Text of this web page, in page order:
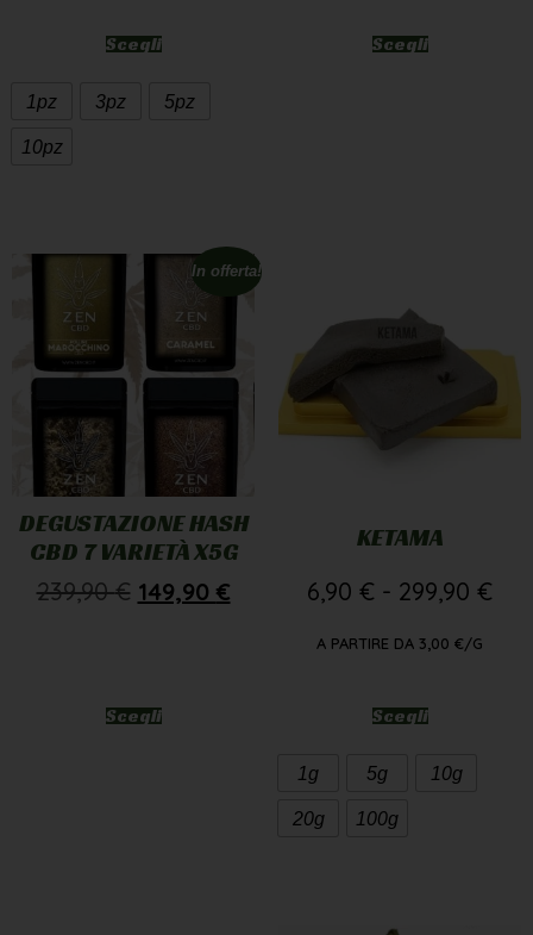
Scegli
1pz 3pz 5pz
10pz
Scegli
In offerta!
DEGUSTAZIONE HASH
CBD 7 VARIETÀ X5G
239,90€ 149,90 €
Scegli
KETAMA
6,90 € - 299,90 €
A PARTIRE DA 3,00 €/G
Scegli
1g 5g 10g
20g 100g